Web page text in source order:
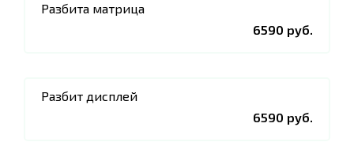
Разбита матрица
6590 руб.
Разбит дисплей
6590 руб.